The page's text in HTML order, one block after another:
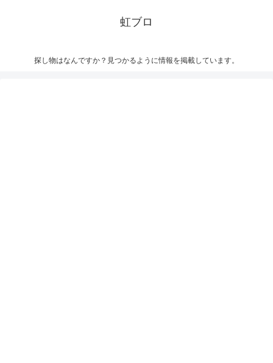
虹ブロ
探し物はなんですか？見つかるように情報を掲載しています。